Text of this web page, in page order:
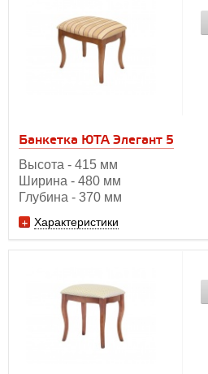
Банкетка ЮТА Элегант 5
Высота - 415 мм
Ширина - 480 мм
Глубина - 370 мм
Характеристики